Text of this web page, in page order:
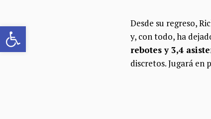
Abrir barra de herramientas
Desde su regreso,
y, con todo, ha
rebotes y 3,4
discretos. Jugará en